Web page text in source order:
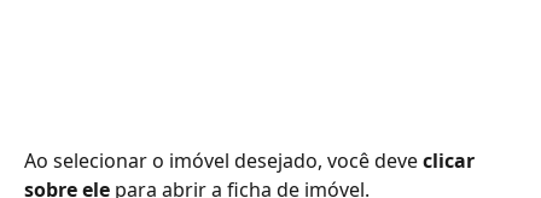
Ao selecionar o imóvel desejado, você deve clicar
sobre ele para abrir a ficha de imóvel.